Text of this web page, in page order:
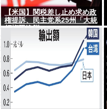
【米国】関税差し止め求め政
権提訴、民主党系25州「大統
領権限逸脱」